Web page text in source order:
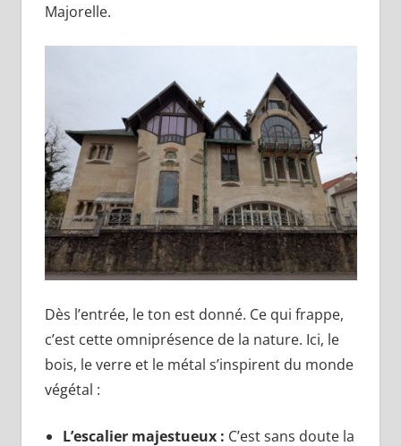
Majorelle.
Dès l’entrée, le ton est donné. Ce qui frappe,
c’est cette omniprésence de la nature. Ici, le
bois, le verre et le métal s’inspirent du monde
végétal :
L’escalier majestueux : C’est sans doute la